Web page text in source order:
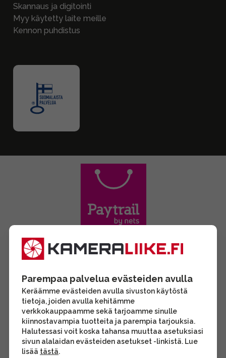
Skannaus ja digitointi
Myy käytetty laite meille
Kennon puhdistus
Parempaa palvelua evästeiden avulla
Keräämme evästeiden avulla sivuston käytöstä
tietoja, joiden avulla kehitämme
verkkokauppaamme sekä tarjoamme sinulle
kiinnostavampia tuotteita ja parempia tarjouksia.
Halutessasi voit koska tahansa muuttaa asetuksiasi
sivun alalaidan evästeiden asetukset -linkistä. Lue
lisää tästä.